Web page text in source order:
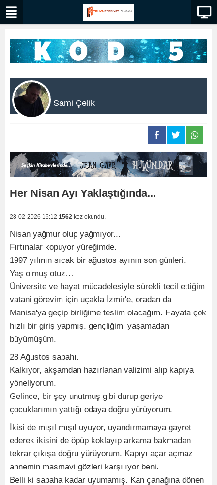
Sami Çelik
Her Nisan Ayı Yaklaştığında...
28-02-2026 16:12 1562 kez okundu.
Nisan yağmur olup yağmıyor...
Fırtınalar kopuyor yüreğimde.
1997 yılının sıcak bir ağustos ayının son günleri.
Yaş olmuş otuz…
Üniversite ve hayat mücadelesiyle sürekli tecil ettiğim
vatani görevim için uçakla İzmir'e, oradan da
Manisa'ya geçip birliğime teslim olacağım. Hayata çok
hızlı bir giriş yapmış, gençliğimi yaşamadan
büyümüşüm.
28 Ağustos sabahı.
Kalkıyor, akşamdan hazırlanan valizimi alıp kapıya
yöneliyorum.
Gelince, bir şey unutmuş gibi durup geriye
çocuklarımın yattığı odaya doğru yürüyorum.
İkisi de mışıl mışıl uyuyor, uyandırmamaya gayret
ederek ikisini de öpüp koklayıp arkama bakmadan
tekrar çıkışa doğru yürüyorum. Kapıyı açar açmaz
annemin masmavi gözleri karşılıyor beni.
Belli ki sabaha kadar uyumamış. Kan çanağına dönen